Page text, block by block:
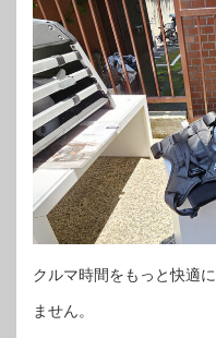
クルマ時間をもっと快適
ません。